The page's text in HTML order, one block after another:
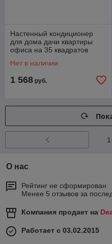
Настенный кондиционер
для дома дачи квартиры
офиса на 35 квадратов
I/MSFR-12HRN8-O
Нет в наличии
1 568 руб.
1
О нас
Рейтинг не сформирован
Менее 5 отзывов за
Компания продает на
Работает с 03.02.2015